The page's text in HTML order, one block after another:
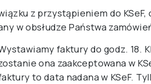
z przystąpieniem do
w obsłudze Państwa
faktury do godz. 18.
ona zaakceptowana w
to data nadana w KSeF.